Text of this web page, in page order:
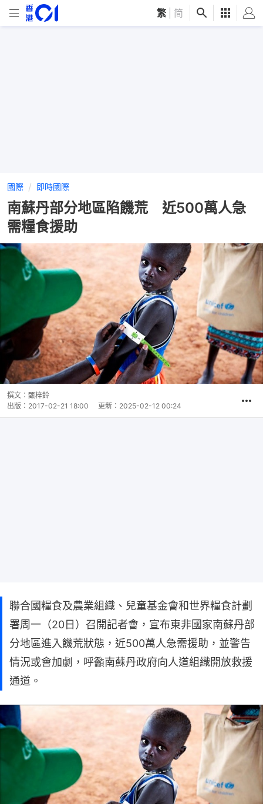
繁 简
國際 即時國際
南蘇丹部分地區陷饑荒 近500萬人急
需糧食援助
撰文： 甄梓鈴
出版： 2017-02-21 18:00 更新： 2025-02-12 00:24
聯合國糧食及農業組織、兒童基金會和世界糧食計劃
署周一（20日）召開記者會，宣布東非國家南蘇丹部
分地區進入饑荒狀態，近500萬人急需援助，並警告
情況或會加劇，呼籲南蘇丹政府向人道組織開放救援
通道。